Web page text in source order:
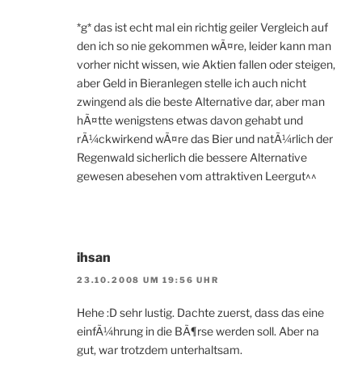
*g* das ist echt mal ein richtig geiler Vergleich auf
den ich so nie gekommen wÃ¤re, leider kann man
vorher nicht wissen, wie Aktien fallen oder steigen,
aber Geld in Bieranlegen stelle ich auch nicht
zwingend als die beste Alternative dar, aber man
hÃ¤tte wenigstens etwas davon gehabt und
rÃ¼ckwirkend wÃ¤re das Bier und natÃ¼rlich der
Regenwald sicherlich die bessere Alternative
gewesen abesehen vom attraktiven Leergut^^
ihsan
23.10.2008 UM 19:56 UHR
Hehe :D sehr lustig. Dachte zuerst, dass das eine
einfÃ¼hrung in die BÃ¶rse werden soll. Aber na
gut, war trotzdem unterhaltsam.